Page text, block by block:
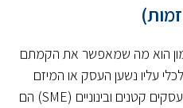
הוא מה שמאפשר את הקמתם
עליו נשען העסק או המיזם
בזמן הקמתו ועד להפיכתו לרווחי. עסקים קטנים ובינוניים (SME) הם